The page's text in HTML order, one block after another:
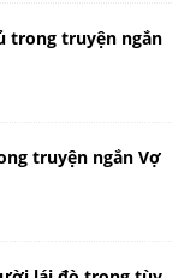
trong truyện ngắn
truyện ngắn Vợ